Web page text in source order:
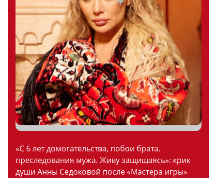
«С 6 лет домогательства, побои брата,
преследования мужа. Живу защищаясь»: крик
души Анны Седоковой после «Мастера игры»